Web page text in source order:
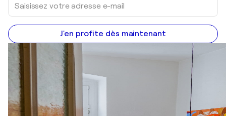
J'en profite dès maintenant